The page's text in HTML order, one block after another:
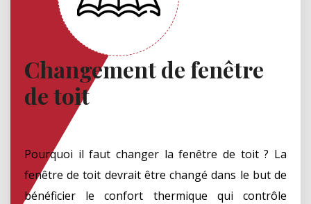
Changement de fenêtre
de toit
Pourquoi il faut changer la fenêtre de toit ? La
fenêtre de toit devrait être changé dans le but de
bénéficier le confort thermique qui contrôle